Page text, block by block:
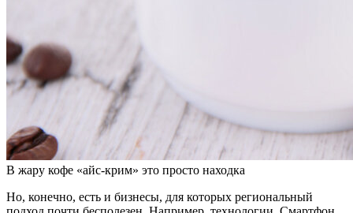
В жару кофе «айс-крим» это просто находка
Но, конечно, есть и бизнесы, для которых региональный